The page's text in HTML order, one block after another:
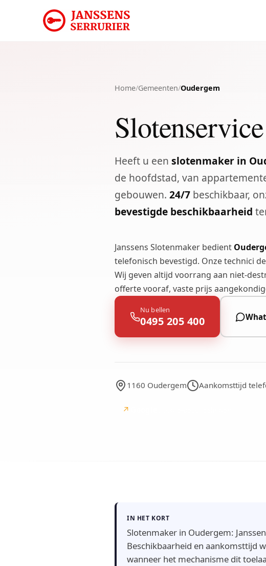
Home/Gemeenten/Oudergem
Heeft u een slotenmaker in
de hoofdstad, van
gebouwen. 24/7 beschikbaar,
bevestigde beschikbaarheid
Janssens Slotenmaker bedient
telefonisch bevestigd. Onze technici
Wij geven altijd voorrang aan niet-
offerte vooraf, vaste prijs
Nu bellen
0495 205 400
1160 Oudergem Aankomsttijd
↗
IN HET KORT
Slotenmaker in Oudergem:
Beschikbaarheid en aankomsttijd
wanneer het mechanisme dit